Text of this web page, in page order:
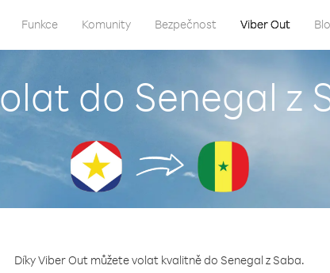
Funkce Komunity Bezpečnost Viber Out
do Senegal z
Díky Viber Out můžete volat kvalitně do Senegal z Saba.